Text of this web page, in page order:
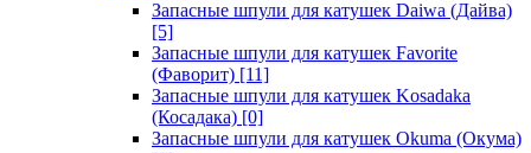
Запасные шпули для катушек Daiwa (Дайва)
[5]
Запасные шпули для катушек Favorite
(Фаворит) [11]
Запасные шпули для катушек Kosadaka
(Косадака) [0]
Запасные шпули для катушек Okuma (Окума)